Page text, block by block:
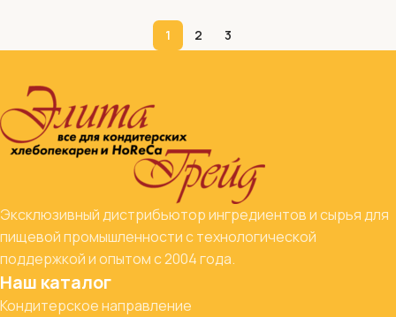
1 2 3
Эксклюзивный дистрибьютор ингредиентов и сырья для
пищевой промышленности с технологической
поддержкой и опытом с 2004 года.
Наш каталог
Кондитерское направление